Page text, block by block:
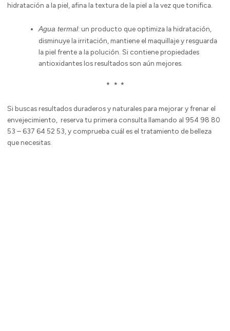
hidratación a la piel, afina la textura de la piel a la vez que tonifica.
Agua termal: un producto que optimiza la hidratación,
disminuye la irritación, mantiene el maquillaje y resguarda
la piel frente a la polución. Si contiene propiedades
antioxidantes los resultados son aún mejores.
* * *
Si buscas resultados duraderos y naturales para mejorar y frenar el
envejecimiento, reserva tu primera consulta llamando al 954 98 80
53 – 637 64 52 53, y comprueba cuál es el tratamiento de belleza
que necesitas.